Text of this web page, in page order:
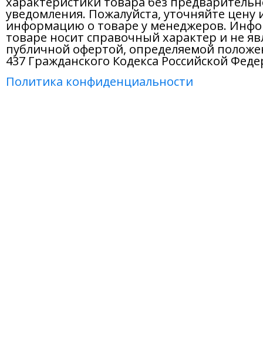
уведомления. Пожалуйста, уточняйте цену
информацию о товаре у менеджеров.
товаре носит справочный характер и не
публичной офертой, определяемой
437 Гражданского Кодекса Российской
Политика конфиденциальности